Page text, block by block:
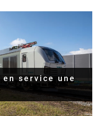
service une